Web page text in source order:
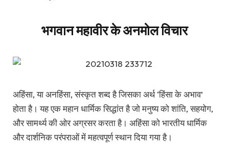
भगवान महावीर के अनमोल विचार
अहिंसा, या अनहिंसा, संस्कृत शब्द है जिसका अर्थ ‘हिंसा के अभाव’
होता है। यह एक महान धार्मिक सिद्धांत है जो मनुष्य को शांति, सहयोग,
और सामर्थ्य की ओर अग्रसर करता है। अहिंसा को भारतीय धार्मिक
और दार्शनिक परंपराओं में महत्वपूर्ण स्थान दिया गया है।